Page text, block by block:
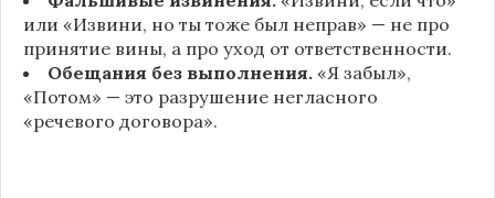
или «Извини, но ты тоже был неправ» — не про
принятие вины, а про уход от ответственности.
Обещания без выполнения. «Я забыл»,
«Потом» — это разрушение негласного
«речевого договора».